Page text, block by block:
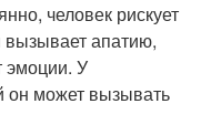
человек рискует
апатию,
эмоции. У
он может вызывать